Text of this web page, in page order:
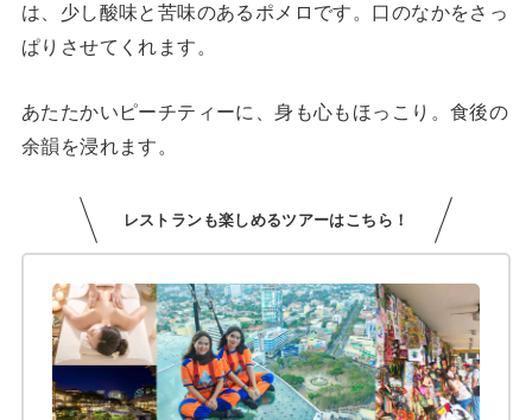
は、少し酸味と苦味のあるポメロです。口のなかをさっ
ぱりさせてくれます。
あたたかいピーチティーに、身も心もほっこり。食後の
余韻を浸れます。
レストランも楽しめるツアーはこちら！